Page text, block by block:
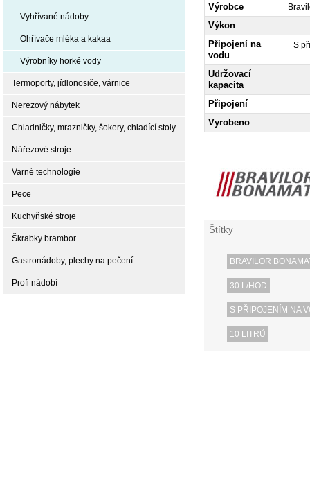
Výrobce
Výkon
Připojení na
vodu
S
Udržovací
kapacita
Připojení
Vyrobeno
Štítky
BRAVILOR
30 L/HOD
S PŘIPOJENÍM NA
10 LITRŮ
Vyhřívané nádoby
Ohřívače mléka a kakaa
Výrobníky horké vody
Termoporty, jídlonosiče, várnice
Nerezový nábytek
Chladničky, mrazničky, šokery, chladící stoly
Nářezové stroje
Varné technologie
Pece
Kuchyňské stroje
Škrabky brambor
Gastronádoby, plechy na pečení
Profi nádobí